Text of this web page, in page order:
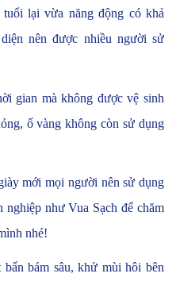
lại vừa năng động có khả
nên được nhiều người sử
gian mà không được vệ sinh
ố vàng không còn sử dụng
mới mọi người nên sử dụng
như Vua Sạch để chăm
nhé!
bám sâu, khử mùi hôi bên